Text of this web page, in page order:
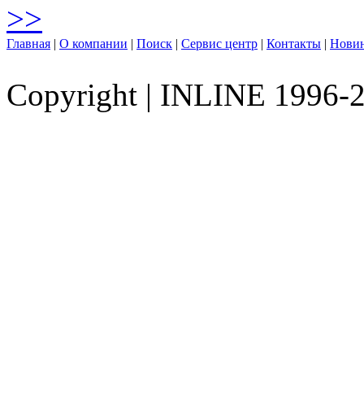
>>
Главная | О компании | Поиск | Сервис центр | Контакты |
Copyright | INLINE 1996-